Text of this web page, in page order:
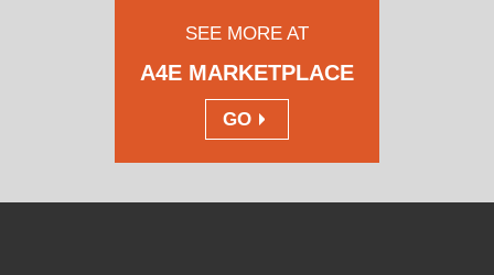
SEE MORE AT
A4E MARKETPLACE
GO